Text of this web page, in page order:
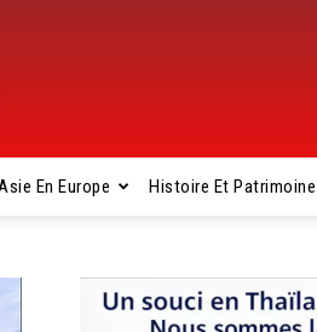
En Europe Histoire Et Patrimoine